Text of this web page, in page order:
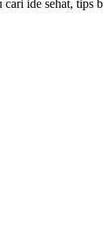
ide sehat, tips